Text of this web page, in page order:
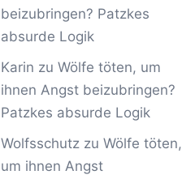
beizubringen? Patzkes
absurde Logik
Karin zu Wölfe töten, um
ihnen Angst beizubringen?
Patzkes absurde Logik
Wolfsschutzzu Wölfe töten,
um ihnen Angst